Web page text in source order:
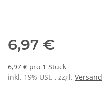
6,97 €
6,97 € pro 1 Stück
inkl. 19% USt. , zzgl. Versand